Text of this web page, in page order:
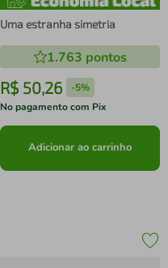
Uma estranha simetria
1.763 pontos
R$ 50,26 -5%
No pagamento com Pix
Adicionar ao carrinho